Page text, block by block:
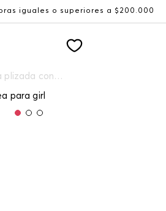
iguales o superiores a $200.000
Falda plizada con correa para girl